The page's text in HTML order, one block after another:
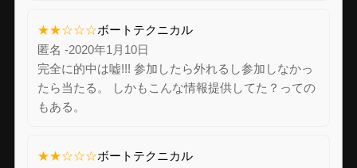
★★☆☆☆ボートテクニカル
匿名 -2020年1月10日
完全に的中は嘘!!! 参加したら外れるし参加しなかっ
たら当たる。 しかもこんな情報提供してた？っての
もある。
★★☆☆☆ボートテクニカル